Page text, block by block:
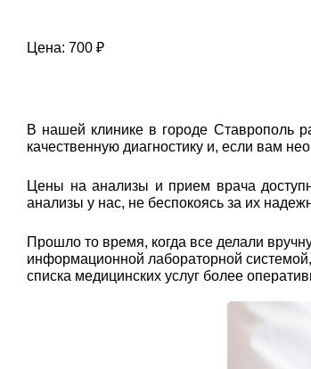
Цена: 700 ₽
В нашей клинике в городе Ставрополь
качественную диагностику и, если вам
Цены на анализы и прием врача
анализы у нас, не беспокоясь за их
Прошло то время, когда все делали
информационной лабораторной системой,
списка медицинских услуг более